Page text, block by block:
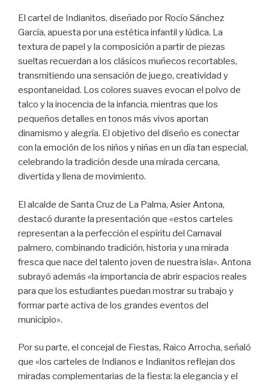
El cartel de Indianitos, diseñado por Rocío Sánchez
García, apuesta por una estética infantil y lúdica. La
textura de papel y la composición a partir de piezas
sueltas recuerdan a los clásicos muñecos recortables,
transmitiendo una sensación de juego, creatividad y
espontaneidad. Los colores suaves evocan el polvo de
talco y la inocencia de la infancia, mientras que los
pequeños detalles en tonos más vivos aportan
dinamismo y alegría. El objetivo del diseño es conectar
con la emoción de los niños y niñas en un día tan especial,
celebrando la tradición desde una mirada cercana,
divertida y llena de movimiento.
El alcalde de Santa Cruz de La Palma, Asier Antona,
destacó durante la presentación que «estos carteles
representan a la perfección el espíritu del Carnaval
palmero, combinando tradición, historia y una mirada
fresca que nace del talento joven de nuestra isla». Antona
subrayó además «la importancia de abrir espacios reales
para que los estudiantes puedan mostrar su trabajo y
formar parte activa de los grandes eventos del
municipio».
Por su parte, el concejal de Fiestas, Raico Arrocha, señaló
que «los carteles de Indianos e Indianitos reflejan dos
miradas complementarias de la fiesta: la elegancia y el